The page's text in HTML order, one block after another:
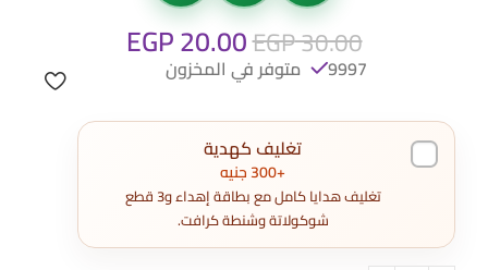
EGP30.00
EGP20.00
9997 متوفر في المخزون
تغليف كهدية
+300 جنيه
تغليف هدايا كامل مع بطاقة إهداء و3 قطع
شوكولاتة وشنطة كرافت.